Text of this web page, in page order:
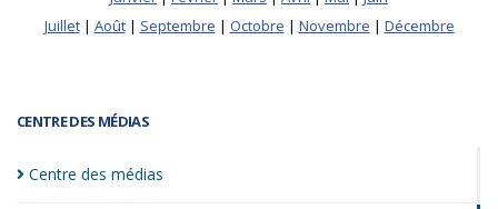
CENTRE DES MÉDIAS
Centre des médias
Juillet| Août| Septembre | Octobre | Novembre | Décembre